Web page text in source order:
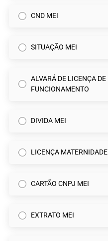
CND MEI
SITUAÇÃO MEI
ALVARÁ DE LICENÇA DE
FUNCIONAMENTO
DIVIDA MEI
LICENÇA MATERNIDADE
CARTÃO CNPJ MEI
EXTRATO MEI